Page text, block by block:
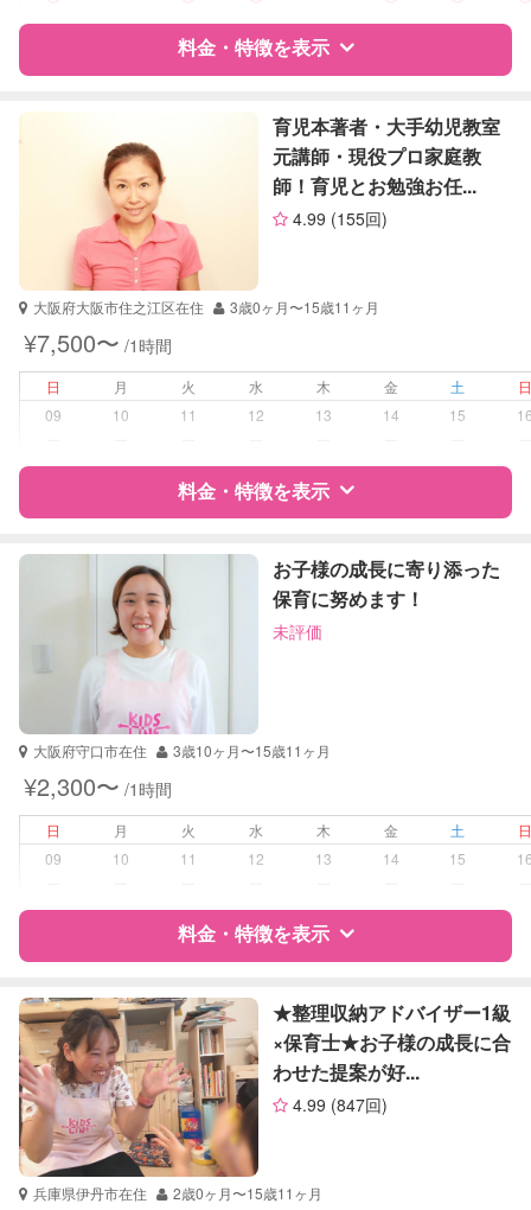
国語
料金・特徴を表示
特徴
サポートの特徴
保育士
幼稚園教諭
受験対策 小学校受験
国語
算数
育児本著者・大手幼児教室
元講師・現役プロ家庭教
師！育児とお勉強お任...
4.99 (155回)
大阪府大阪市住之江区在住 3歳0ヶ月〜15歳11ヶ月
¥7,500〜 /1時間
日 月 火 水 木 金 土
09
10 11 12 13 14 15
料金・特徴を表示
特徴 料金 レビュー
サポートの特徴
受験対策
小学校受験
学校/塾の補習・宿題
小学生
対応科目
国語
理科
社会
英語
英検
お子様の成長に寄り添った
保育に努めます！
未評価
大阪府守口市在住 3歳10ヶ月〜15歳11ヶ月
¥2,300〜 /1時間
日 月 火 水 木 金 土
09
10 11 12 13 14 15
料金・特徴を表示
特徴 料金 レビュー
サポートの特徴
資格 自治体届出済ベビーシッター
受験対策 高校受験
★整理収納アドバイザー1級
×保育士★お子様の成長に合
わせた提案が好...
4.99 (847回)
兵庫県伊丹市在住 2歳0ヶ月〜15歳11ヶ月